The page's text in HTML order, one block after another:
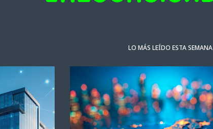
ACTUALIDAD
LO MÁS LEÍDO ESTA SEMANA